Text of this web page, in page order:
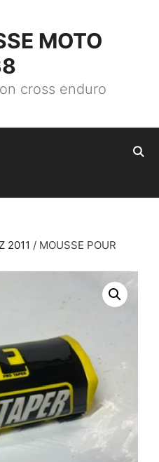
MOTO
cross enduro
2011 / MOUSSE POUR